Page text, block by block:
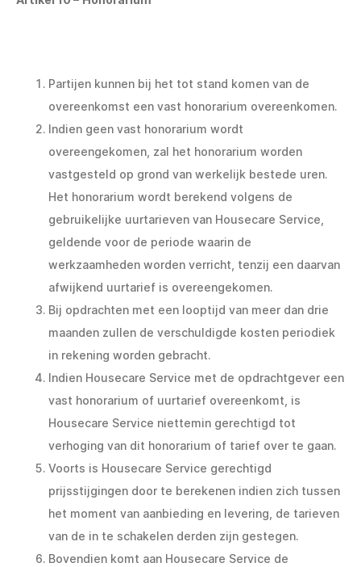
Partijen kunnen bij het tot stand komen van de
overeenkomst een vast honorarium overeenkomen.
Indien geen vast honorarium wordt
overeengekomen, zal het honorarium worden
vastgesteld op grond van werkelijk bestede uren.
Het honorarium wordt berekend volgens de
gebruikelijke uurtarieven van Housecare Service,
geldende voor de periode waarin de
werkzaamheden worden verricht, tenzij een daarvan
afwijkend uurtarief is overeengekomen.
Bij opdrachten met een looptijd van meer dan drie
maanden zullen de verschuldigde kosten periodiek
in rekening worden gebracht.
Indien Housecare Service met de opdrachtgever een
vast honorarium of uurtarief overeenkomt, is
Housecare Service niettemin gerechtigd tot
verhoging van dit honorarium of tarief over te gaan.
Voorts is Housecare Service gerechtigd
prijsstijgingen door te berekenen indien zich tussen
het moment van aanbieding en levering, de tarieven
van de in te schakelen derden zijn gestegen.
Bovendien komt aan Housecare Service de